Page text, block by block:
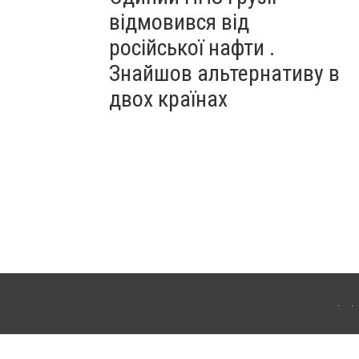
відмовився від
російської нафти .
Знайшов альтернативу в
двох країнах